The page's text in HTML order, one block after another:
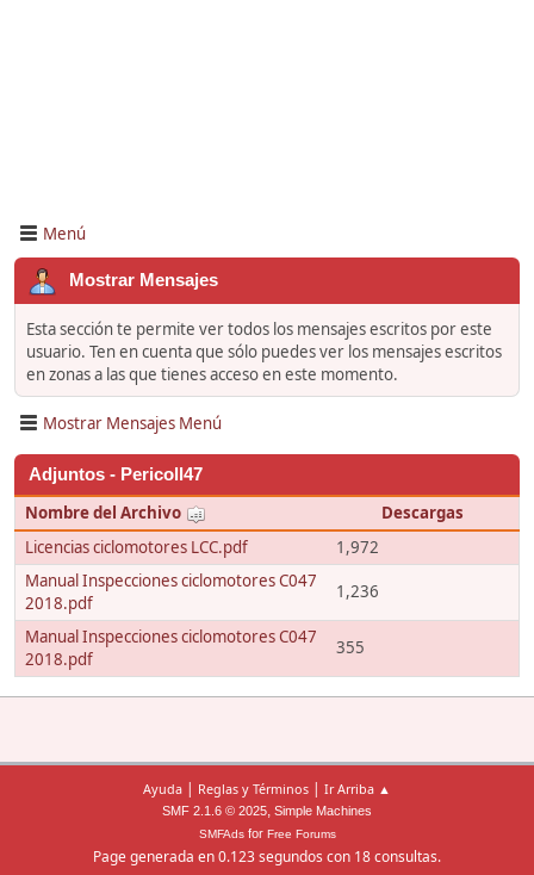
Menú
Mostrar Mensajes
Esta sección te permite ver todos los mensajes escritos por este
usuario. Ten en cuenta que sólo puedes ver los mensajes escritos
en zonas a las que tienes acceso en este momento.
Mostrar Mensajes Menú
Adjuntos - Pericoll47
Nombre del Archivo
Descargas
Licencias ciclomotores LCC.pdf
1,972
Manual Inspecciones ciclomotores C047
2018.pdf
1,236
Manual Inspecciones ciclomotores C047
2018.pdf
355
Ayuda | Reglas y Términos | Ir Arriba ▲
SMF 2.1.6 © 2025, Simple Machines
SMFAdsfor Free Forums
Page generada en 0.123 segundos con 18 consultas.